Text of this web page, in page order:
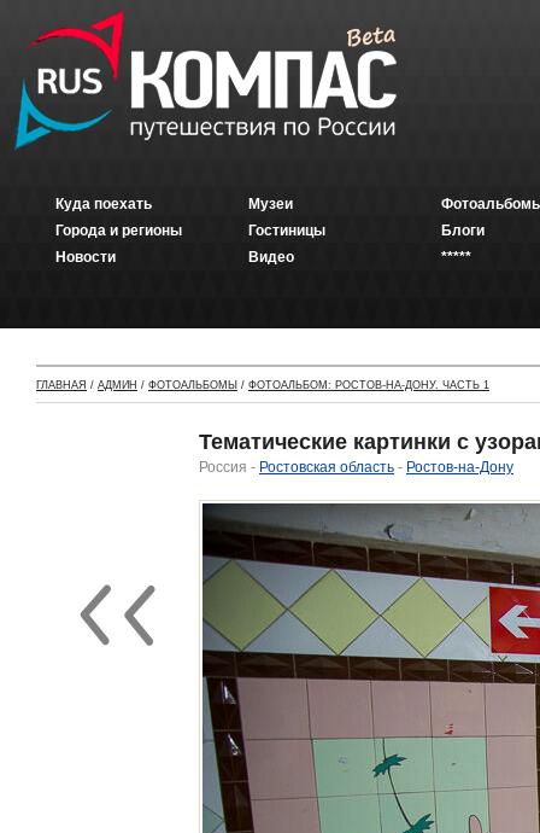
Куда поехать
Города и регионы
Новости
Музеи
Гостиницы
Видео
Блоги
*****
ГЛАВНАЯ / АДМИН / ФОТОАЛЬБОМЫ / ФОТОАЛЬБОМ: РОСТОВ-НА-ДОНУ. ЧАСТЬ 1
Тематические картинки с
Россия - Ростовская область - Ростов-на-Дону